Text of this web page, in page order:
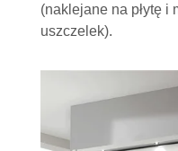
(naklejane na płytę i
uszczelek).